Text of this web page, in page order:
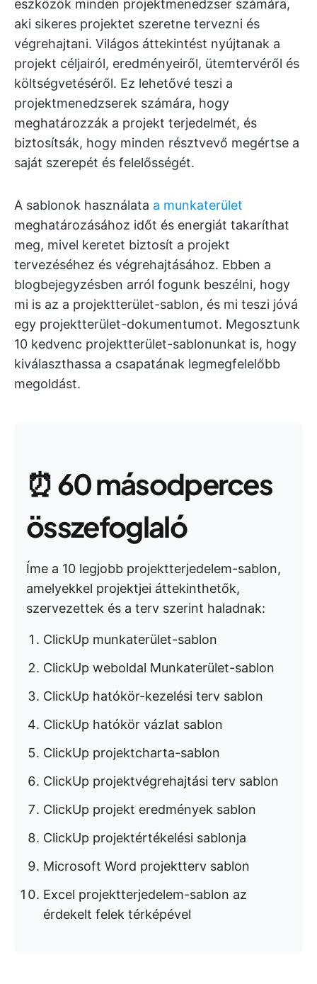
eszközök minden projektmenedzser számára,
aki sikeres projektet szeretne tervezni és
végrehajtani. Világos áttekintést nyújtanak a
projekt céljairól, eredményeiről, ütemtervéről és
költségvetéséről. Ez lehetővé teszi a
projektmenedzserek számára, hogy
meghatározzák a projekt terjedelmét, és
biztosítsák, hogy minden résztvevő megértse a
saját szerepét és felelősségét.
A sablonok használata a munkaterület
meghatározásához időt és energiát takaríthat
meg, mivel keretet biztosít a projekt
tervezéséhez és végrehajtásához. Ebben a
blogbejegyzésben arról fogunk beszélni, hogy
mi is az a projektterület-sablon, és mi teszi jóvá
egy projektterület-dokumentumot. Megosztunk
10 kedvenc projektterület-sablonunkat is, hogy
kiválaszthassa a csapatának legmegfelelőbb
megoldást.
⏰60 másodperces
összefoglaló
Íme a 10 legjobb projektterjedelem-sablon,
amelyekkel projektjei áttekinthetők,
szervezettek és a terv szerint haladnak:
ClickUp munkaterület-sablon
ClickUp weboldal Munkaterület-sablon
ClickUp hatókör-kezelési terv sablon
ClickUp hatókör vázlat sablon
ClickUp projektcharta-sablon
ClickUp projektvégrehajtási terv sablon
ClickUp projekt eredmények sablon
ClickUp projektértékelési sablonja
Microsoft Word projektterv sablon
Excel projektterjedelem-sablon az
érdekelt felek térképével